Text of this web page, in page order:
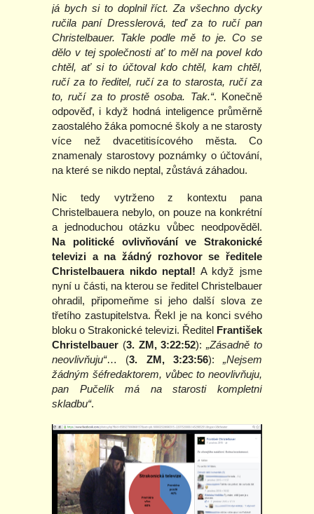
já bych si to doplnil říct. Za všechno dycky
ručila paní Dresslerová, teď za to ručí pan
Christelbauer. Takle podle mě to je. Co se
dělo v tej společnosti ať to měl na povel kdo
chtěl, ať si to účtoval kdo chtěl, kam chtěl,
ručí za to ředitel, ručí za to starosta, ručí za
to, ručí za to prostě osoba. Tak.“. Konečně
odpověď, i když hodná inteligence průměrně
zaostalého žáka pomocné školy a ne starosty
více než dvacetitisícového města. Co
znamenaly starostovy poznámky o účtování,
na které se nikdo neptal, zůstává záhadou.
Nic tedy vytrženo z kontextu pana
Christelbauera nebylo, on pouze na konkrétní
a jednoduchou otázku vůbec neodpověděl.
Na politické ovlivňování ve Strakonické
televizi a na žádný rozhovor se ředitele
Christelbauera nikdo neptal! A když jsme
nyní u části, na kterou se ředitel Christelbauer
ohradil, připomeňme si jeho další slova ze
třetího zastupitelstva. Řekl je na konci svého
bloku o Strakonické televizi. Ředitel František
Christelbauer (3. ZM, 3:22:52):„Zásadně to
neovlivňuju“… (3. ZM, 3:23:56): „Nejsem
žádným šéfredaktorem, vůbec to neovlivňuju,
pan Pučelík má na starosti kompletní
skladbu“.